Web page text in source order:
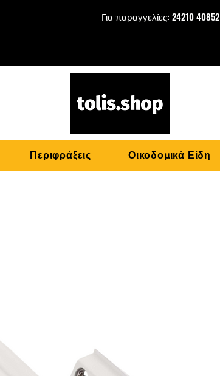
Για παραγγελίες: 24210 40852
Περιφράξεις Οικοδομικά Είδη